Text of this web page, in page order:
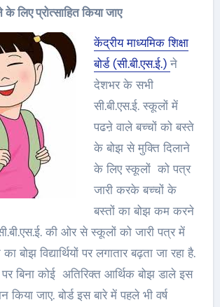
लिए प्रोत्साहित किया जाए
केंद्रीय माध्यमिक शिक्षा
बोर्ड (सी.बी.एस.ई.)ने
देशभर के सभी
सी.बी.एस.ई. स्कूलों में
पढऩे वाले बच्चों को बस्ते
के बोझ से मुक्ति दिलाने
के लिए स्कूलों को पत्र
जारी करके बच्चों के
बस्तों का बोझ कम करने
की ओर से स्कूलों को जारी पत्र में
बोझ विद्यार्थियों पर लगातार बढ़ता जा रहा है.
बिना कोई अतिरिक्त आर्थिक बोझ डाले इस
किया जाए. बोर्ड इस बारे में पहले भी वर्ष